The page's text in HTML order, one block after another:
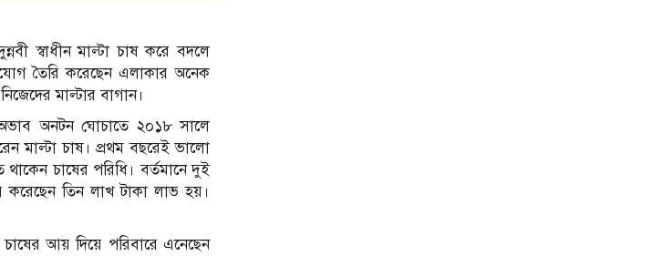
স্বাধীন মাল্টা চাষ করে বদলে
তৈরি করেছেন এলাকার অনেক
মাল্টার বাগান।
অভাব অনটন ঘোচাতে ২০১৮ সালে
মাল্টা চাষ। প্রথম বছরেই ভালো
চাষের পরিধি। বর্তমানে দুই
তিন লাখ টাকা লাভ হয়।
চাষের আয় দিয়ে পরিবারে এনেছেন